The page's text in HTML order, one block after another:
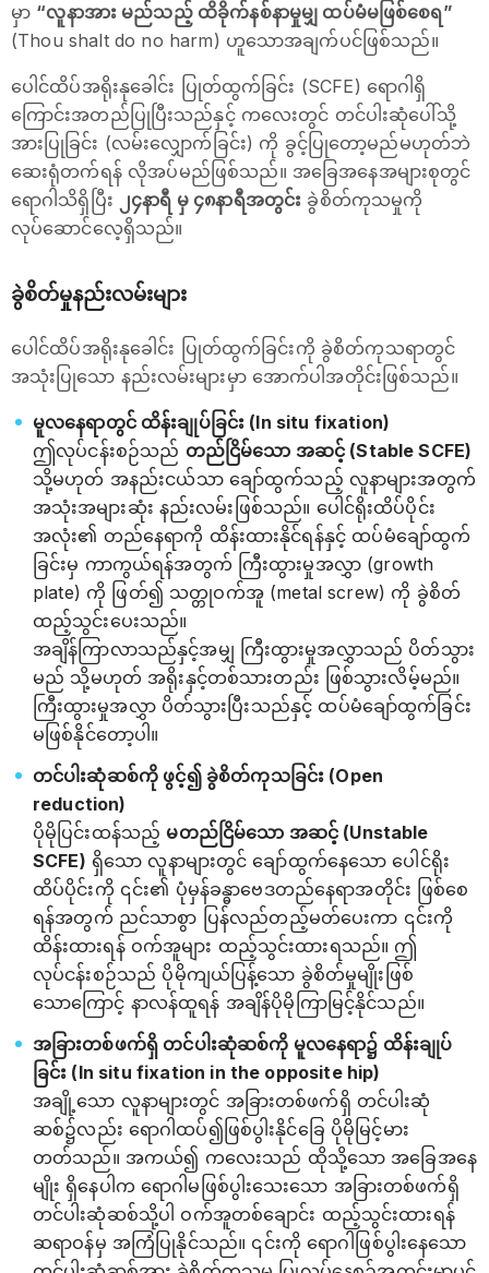
မှာ “လူနာအား မည်သည့် ထိခိုက်နစ်နာမှုမျှ ထပ်မံမဖြစ်စေရ”
(Thou shalt do no harm) ဟူသောအချက်ပင်ဖြစ်သည်။
ပေါင်ထိပ်အရိုးနုခေါင်း ပြုတ်ထွက်ခြင်း (SCFE) ရောဂါရှိ
ကြောင်းအတည်ပြုပြီးသည်နှင့် ကလေးတွင် တင်ပါးဆုံပေါ်သို့
အားပြုခြင်း (လမ်းလျှောက်ခြင်း) ကို ခွင့်ပြုတော့မည်မဟုတ်ဘဲ
ဆေးရုံတက်ရန် လိုအပ်မည်ဖြစ်သည်။ အခြေအနေအများစုတွင်
ရောဂါသိရှိပြီး
၂၄နာရီ မှ ၄၈နာရီအတွင်း ခွဲစိတ်ကုသမှုကို
လုပ်ဆောင်လေ့ရှိသည်။
ခွဲစိတ်မှုနည်းလမ်းများ
ပေါင်ထိပ်အရိုးနုခေါင်း ပြုတ်ထွက်ခြင်းကို ခွဲစိတ်ကုသရာတွင်
အသုံးပြုသော နည်းလမ်းများမှာ အောက်ပါအတိုင်းဖြစ်သည်။
မူလနေရာတွင် ထိန်းချုပ်ခြင်း (In situ fixation)
ဤလုပ်ငန်းစဉ်သည် တည်ငြိမ်သော အဆင့် (Stable SCFE)
သို့မဟုတ် အနည်းငယ်သာ ချော်ထွက်သည့် လူနာများအတွက်
အသုံးအများဆုံး နည်းလမ်းဖြစ်သည်။ ပေါင်ရိုးထိပ်ပိုင်း
အလုံး၏ တည်နေရာကို ထိန်းထားနိုင်ရန်နှင့် ထပ်မံချော်ထွက်
ခြင်းမှ ကာကွယ်ရန်အတွက် ကြီးထွားမှုအလွှာ (growth
plate) ကို ဖြတ်၍ သတ္တုဝက်အူ (metal screw) ကို ခွဲစိတ်
ထည့်သွင်းပေးသည်။
အချိန်ကြာလာသည်နှင့်အမျှ ကြီးထွားမှုအလွှာသည် ပိတ်သွား
မည် သို့မဟုတ် အရိုးနှင့်တစ်သားတည်း ဖြစ်သွားလိမ့်မည်။
ကြီးထွားမှုအလွှာ ပိတ်သွားပြီးသည်နှင့် ထပ်မံချော်ထွက်ခြင်း
မဖြစ်နိုင်တော့ပါ။
တင်ပါးဆုံဆစ်ကို ဖွင့်၍ ခွဲစိတ်ကုသခြင်း (Open
reduction)
ပိုမိုပြင်းထန်သည့် မတည်ငြိမ်သော အဆင့် (Unstable
SCFE) ရှိသော လူနာများတွင် ချော်ထွက်နေသော ပေါင်ရိုး
ထိပ်ပိုင်းကို ၎င်း၏ ပုံမှန်ခန္ဓာဗေဒတည်နေရာအတိုင်း ဖြစ်စေ
ရန်အတွက် ညင်သာစွာ ပြန်လည်တည့်မတ်ပေးကာ ၎င်းကို
ထိန်းထားရန် ဝက်အူများ ထည့်သွင်းထားရသည်။ ဤ
လုပ်ငန်းစဉ်သည် ပိုမိုကျယ်ပြန့်သော ခွဲစိတ်မှုမျိုးဖြစ်
သောကြောင့် နာလန်ထူရန် အချိန်ပိုမိုကြာမြင့်နိုင်သည်။
အခြားတစ်ဖက်ရှိ တင်ပါးဆုံဆစ်ကို မူလနေရာ၌ ထိန်းချုပ်
ခြင်း (In situ fixation in the opposite hip)
အချို့သော လူနာများတွင် အခြားတစ်ဖက်ရှိ တင်ပါးဆုံ
ဆစ်၌လည်း ရောဂါထပ်၍ဖြစ်ပွါးနိုင်ခြေ ပိုမိုမြင့်မား
တတ်သည်။ အကယ်၍ ကလေးသည် ထိုသို့သော အခြေအနေ
မျိုး ရှိနေပါက ရောဂါမဖြစ်ပွါးသေးသော အခြားတစ်ဖက်ရှိ
တင်ပါးဆုံဆစ်သို့ပါ ဝက်အူတစ်ချောင်း ထည့်သွင်းထားရန်
ဆရာဝန်မှ အကြံပြုနိုင်သည်။ ၎င်းကို ရောဂါဖြစ်ပွါးနေသော